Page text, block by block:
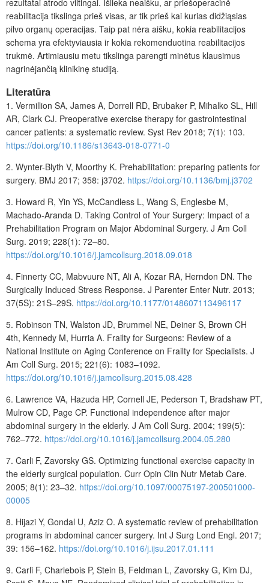
reabilitacija tikslinga prieš visas, ar tik prieš kai kurias didžiąsias
pilvo organų operacijas. Taip pat nėra aišku, kokia reabilitacijos
schema yra efektyviausia ir kokia rekomenduotina reabilitacijos
trukmė. Artimiausiu metu tikslinga parengti minėtus klausimus
nagrinėjančią klinikinę studiją.
Literatūra
1. Vermillion SA, James A, Dorrell RD, Brubaker P, Mihalko SL, Hill
AR, Clark CJ. Preoperative exercise therapy for gastrointestinal
cancer patients: a systematic review. Syst Rev 2018; 7(1): 103.
https://doi.org/10.1186/s13643-018-0771-0
2. Wynter-Blyth V, Moorthy K. Prehabilitation: preparing patients for
surgery. BMJ 2017; 358: j3702. https://doi.org/10.1136/bmj.j3702
3. Howard R, Yin YS, McCandless L, Wang S, Englesbe M,
Machado-Aranda D. Taking Control of Your Surgery: Impact of a
Prehabilitation Program on Major Abdominal Surgery. J Am Coll
Surg. 2019; 228(1): 72–80.
https://doi.org/10.1016/j.jamcollsurg.2018.09.018
4. Finnerty CC, Mabvuure NT, Ali A, Kozar RA, Herndon DN. The
Surgically Induced Stress Response. J Parenter Enter Nutr. 2013;
37(5S): 21S–29S. https://doi.org/10.1177/0148607113496117
5. Robinson TN, Walston JD, Brummel NE, Deiner S, Brown CH
4th, Kennedy M, Hurria A. Frailty for Surgeons: Review of a
National Institute on Aging Conference on Frailty for Specialists. J
Am Coll Surg. 2015; 221(6): 1083–1092.
https://doi.org/10.1016/j.jamcollsurg.2015.08.428
6. Lawrence VA, Hazuda HP, Cornell JE, Pederson T, Bradshaw PT,
Mulrow CD, Page CP. Functional independence after major
abdominal surgery in the elderly. J Am Coll Surg. 2004; 199(5):
762–772. https://doi.org/10.1016/j.jamcollsurg.2004.05.280
7. Carli F, Zavorsky GS. Optimizing functional exercise capacity in
the elderly surgical population. Curr Opin Clin Nutr Metab Care.
2005; 8(1): 23–32. https://doi.org/10.1097/00075197-200501000-
00005
8. Hijazi Y, Gondal U, Aziz O. A systematic review of prehabilitation
programs in abdominal cancer surgery. Int J Surg Lond Engl. 2017;
39: 156–162. https://doi.org/10.1016/j.ijsu.2017.01.111
9. Carli F, Charlebois P, Stein B, Feldman L, Zavorsky G, Kim DJ,